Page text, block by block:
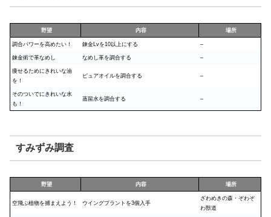
野望 内容 場所
調合パワーを高めたい！ 錬金Lvを10以上にする –
錬金術で革なめし なめし革を調合する –
痩せるためにきれいな油
を！
ピュアオイルを調合する –
そのついでにきれいな水
も！
蒸留水を調合する –
すみずみ調査
野望 内容 場所
空飛ぶ植物を捕まえよう！ ウイングプラントを3個入手
ざわめきの森・ぞわぞ
わ獣道